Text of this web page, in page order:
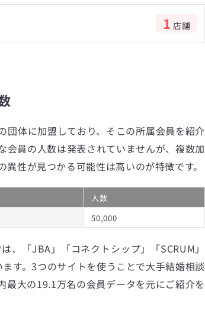
1 店舗
団体に加盟しており、そこの所属会員を紹介
会員の人数は発表されていませんが、複数加
性が見つかる可能性は高いのが特徴です。
人数
50,000
、「JBA」「コネクトシップ」「SCRUM」
す。3つのサイトを使うことで大手結婚相談
最大の19.1万名の会員データを元にご紹介を